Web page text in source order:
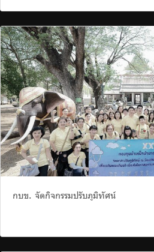
กบข. จัดกิจกรรมปรับภูมิทัศน์